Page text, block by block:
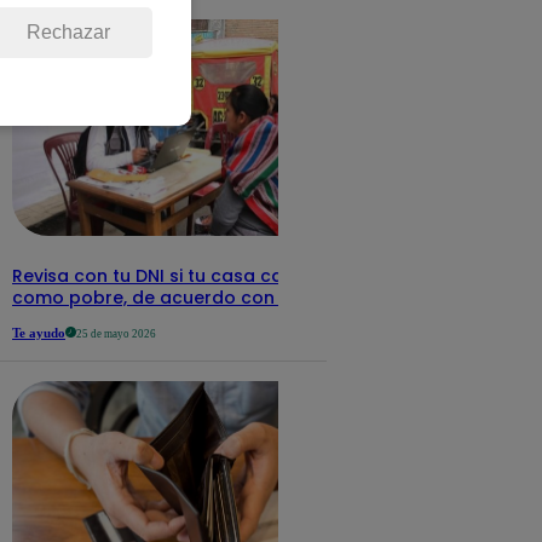
Revisa con tu DNI si tu casa califica
como pobre, de acuerdo con el Sisfoh
Te ayudo 25 de mayo 2026
Rechazar